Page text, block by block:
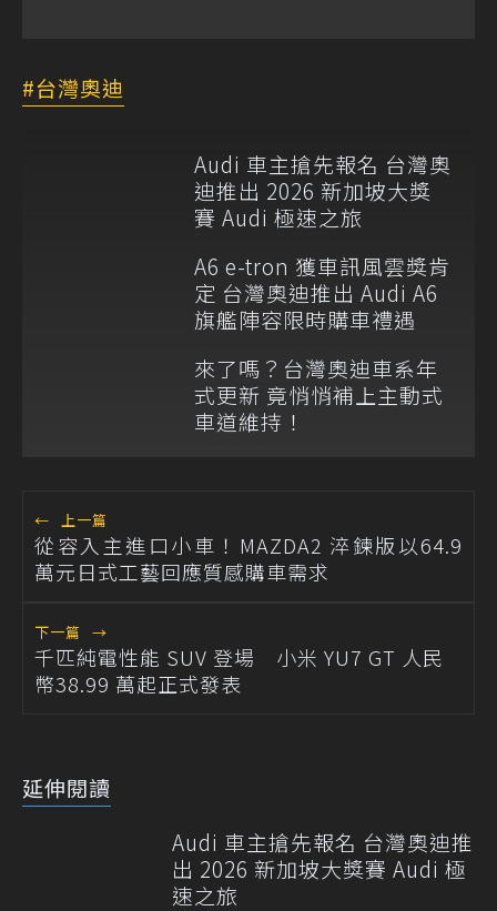
台灣奧迪
Audi 車主搶先報名 台灣奧
迪推出 2026 新加坡大獎
賽 Audi 極速之旅
A6 e-tron 獲車訊風雲獎肯
定 台灣奧迪推出 Audi A6
旗艦陣容限時購車禮遇
來了嗎？台灣奧迪車系年
式更新 竟悄悄補上主動式
車道維持！
← 上一篇
從容入主進口小車！MAZDA2 淬鍊版以64.9
萬元日式工藝回應質感購車需求
下一篇 →
千匹純電性能 SUV 登場 小米 YU7 GT 人民
幣38.99 萬起正式發表
延伸閱讀
Audi 車主搶先報名 台灣奧迪推
出 2026 新加坡大獎賽 Audi 極
速之旅